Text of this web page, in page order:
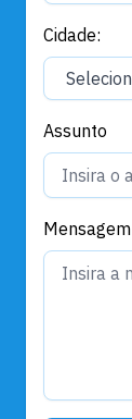
Cidade:
Assunto
Mensagem